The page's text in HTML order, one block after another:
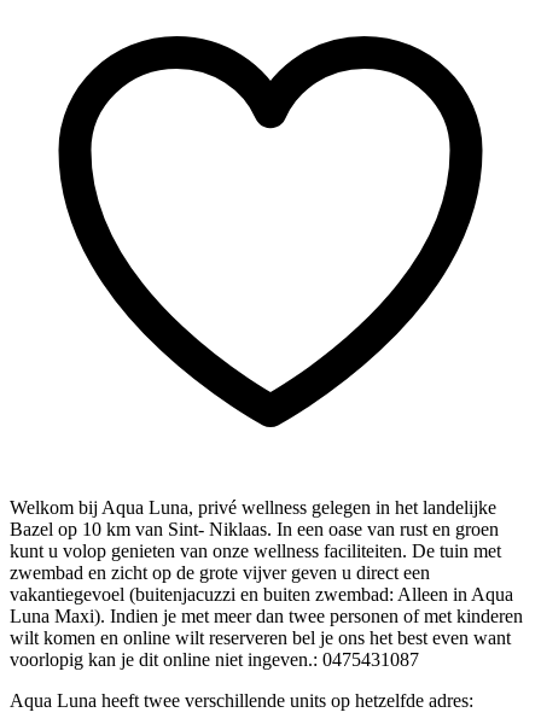
Welkom bij Aqua Luna, privé wellness gelegen in het landelijke
Bazel op 10 km van Sint- Niklaas. In een oase van rust en groen
kunt u volop genieten van onze wellness faciliteiten. De tuin met
zwembad en zicht op de grote vijver geven u direct een
vakantiegevoel (buitenjacuzzi en buiten zwembad: Alleen in Aqua
Luna Maxi). Indien je met meer dan twee personen of met kinderen
wilt komen en online wilt reserveren bel je ons het best even want
voorlopig kan je dit online niet ingeven.: 0475431087
Aqua Luna heeft twee verschillende units op hetzelfde adres: